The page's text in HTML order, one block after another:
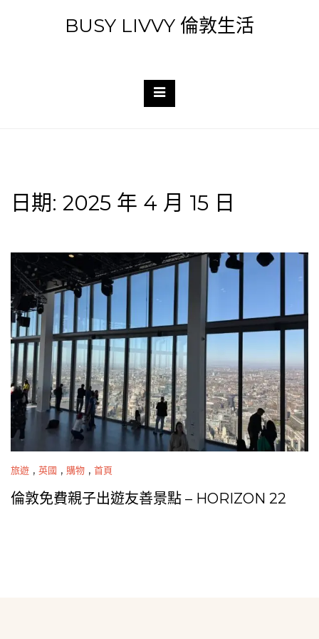
BUSY LIVVY 倫敦生活
日期: 2025 年 4 月 15 日
旅遊 , 英國 , 購物 , 首頁
倫敦免費親子出遊友善景點 – HORIZON 22